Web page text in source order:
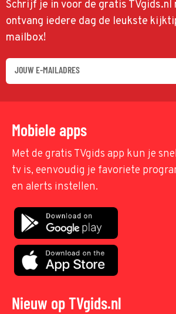
Schrijf je in voor de gratis TVgids.nl
ontvang iedere dag de leukste
mailbox!
Mobiele apps
Met de gratis TVgids app kun je
tv is, eenvoudig je favoriete
en alerts instellen.
Nieuw op TVgids.nl